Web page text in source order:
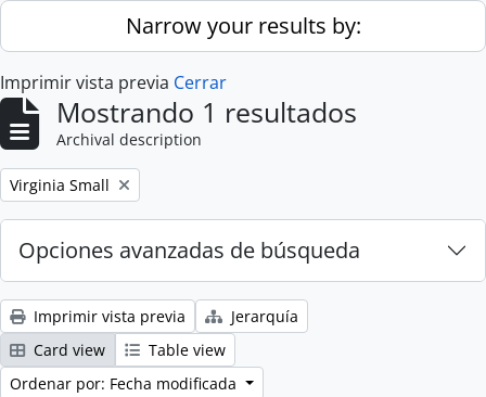
Skip to main contentNarrow your results by:
Imprimir vista previa Cerrar
Mostrando 1 resultados
Archival description
Remove filter:
Virginia Small
Opciones avanzadas de búsqueda
Imprimir vista previa
Jerarquía
Card view
Table view
Ordenar por: Fecha modificada